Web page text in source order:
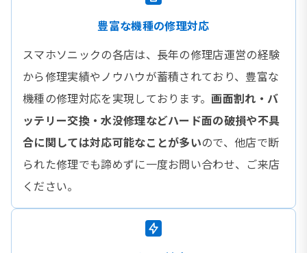
豊富な機種の修理対応
スマホソニックの各店は、長年の修理店運営の経験
から修理実績やノウハウが蓄積されており、豊富な
機種の修理対応を実現しております。画面割れ・バ
ッテリー交換・水没修理などハード面の破損や不具
合に関しては対応可能なことが多いので、他店で断
られた修理でも諦めずに一度お問い合わせ、ご来店
ください。